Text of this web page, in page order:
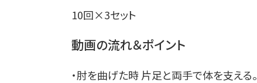
10回×3セット
動画の流れ＆ポイント
・肘を曲げた時 片足と両手で体を支える。